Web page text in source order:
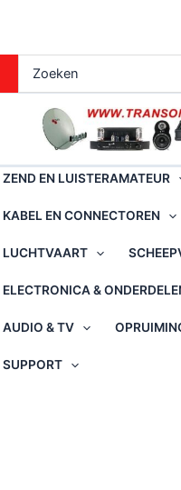
de
inhoud
naar:
ZEND EN LUISTERAMATEUR
KABEL EN CONNECTOREN
LUCHTVAART
ELECTRONICA &
AUDIO & TV
SUPPORT